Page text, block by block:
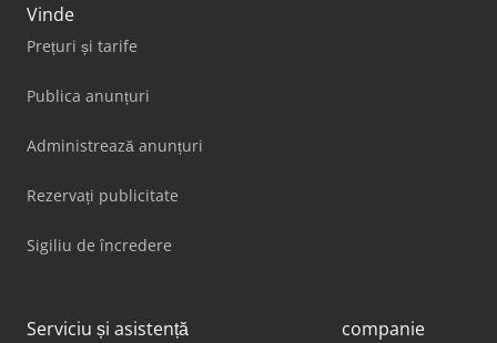
Vinde
Prețuri și tarife
Publica anunțuri
Administrează anunțuri
Rezervați publicitate
Sigiliu de încredere
Serviciu și asistență companie